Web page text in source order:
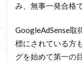
み、無事一発合格
GoogleAdSense取
標にされている方
グを始めて第一の